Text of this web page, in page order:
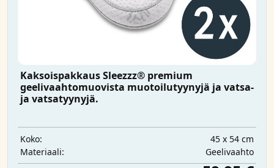
Kaksoispakkaus Sleezzz® premium
geelivaahtomuovista muotoilutyynyjä ja vatsa-
ja vatsatyynyjä.
Koko:
45 x 54 cm
Materiaali:
Geelivaahto